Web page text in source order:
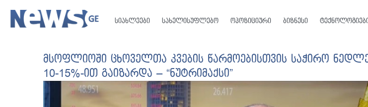
სიახლეები სახელისუფლებო ოპოზიციური ბიზნესი
მსოფლიოში ცხოველთა კვების წარმოებისთვის საჭირო
10-15%-ით გაიზარდა – “ნუტრიმაქსი”